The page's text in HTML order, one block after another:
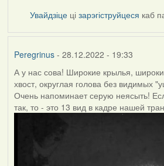
Увайдзіце цізарэгіструйцеся каб
Peregrinus- 28.12.2022 - 19:33
А у нас сова! Широкие крылья,
хвост, округлая голова без видимых
Очень напоминает серую неясыть!
так, то - это 13 вид в кадре нашей